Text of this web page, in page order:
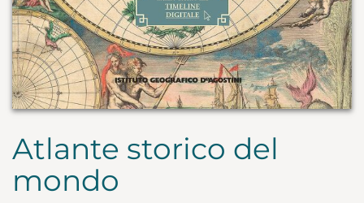
Atlante storico del
mondo